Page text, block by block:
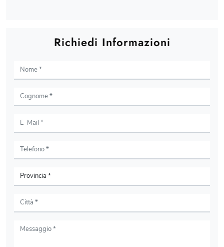
Richiedi Informazioni